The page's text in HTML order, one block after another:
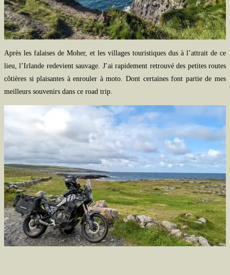
Après les falaises de Moher, et les villages touristiques dus à l’attrait de ce
lieu, l’Irlande redevient sauvage. J’ai rapidement retrouvé des petites routes
côtières si plaisantes à enrouler à moto. Dont certaines font partie de mes
meilleurs souvenirs dans ce road trip.